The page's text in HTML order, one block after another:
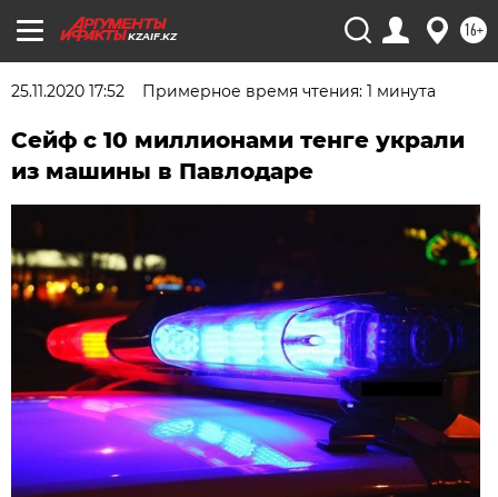
KZAIF.KZ 16+
25.11.2020 17:52 Примерное время чтения: 1 минута
Сейф с 10 миллионами тенге украли
из машины в Павлодаре